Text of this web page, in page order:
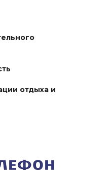
отдыха и